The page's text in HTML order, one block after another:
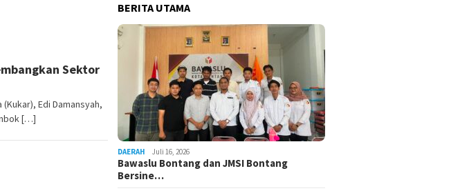
Sektor
Edi Damansyah,
[…]
BERITA UTAMA
DAERAH Juli 16, 2026
Bawaslu Bontang dan JMSI Bontang
Bersine…